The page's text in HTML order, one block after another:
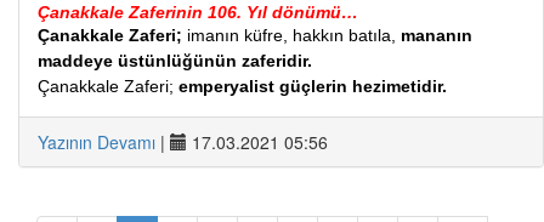
Çanakkale Zaferinin 106. Yıl dönümü…
Çanakkale Zaferi; imanın küfre, hakkın batıla, mananın
maddeye üstünlüğünün zaferidir.
Çanakkale Zaferi; emperyalist güçlerin hezimetidir.
Yazının Devamı | 17.03.2021 05:56